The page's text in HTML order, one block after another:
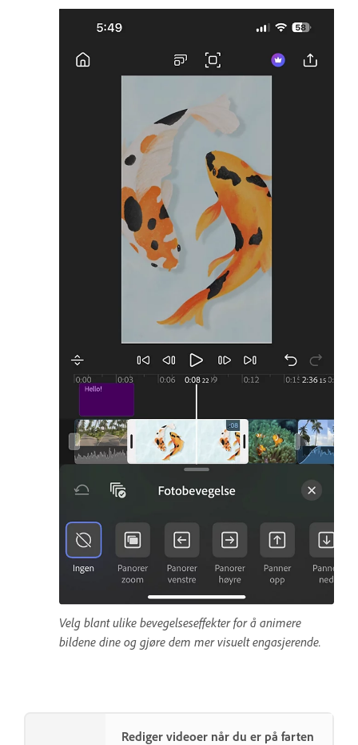
Velg blant ulike bevegelseseffekter for å animere
bildene dine og gjøre dem mer visuelt engasjerende.
Rediger videoer når du er på farten